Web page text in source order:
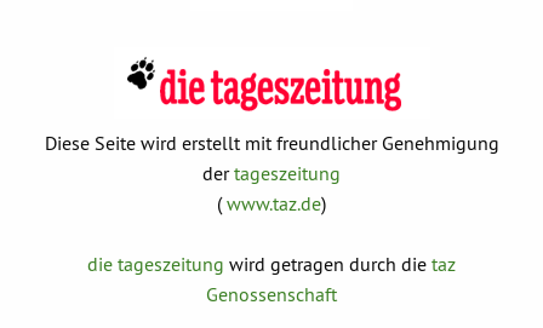
Diese Seite wird erstellt mit freundlicher Genehmigung
dertageszeitung
(www.taz.de)
die tageszeitung wird getragen durch die taz
Genossenschaft